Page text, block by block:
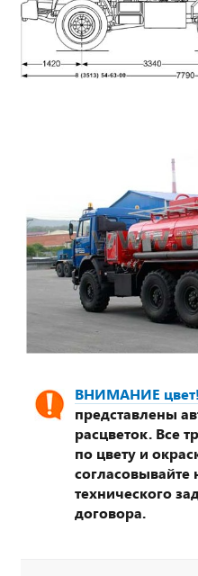
ВНИМАНИЕ цвет!
представлены
расцветок. Все
по цвету и
согласовывайте
технического
договора.